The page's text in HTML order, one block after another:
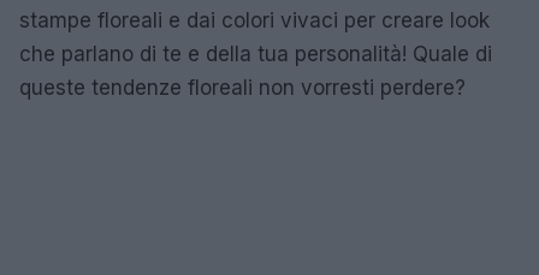
stampe floreali e dai colori vivaci per creare look
che parlano di te e della tua personalità! Quale di
queste tendenze floreali non vorresti perdere?